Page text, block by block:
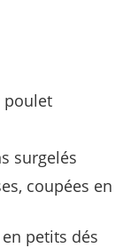
poulet
surgelés
coupées en
petits dés